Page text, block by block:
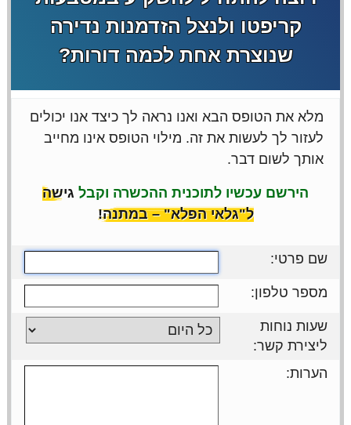
קריפטו ולנצל הזדמנות נדירה
שנוצרת אחת לכמה דורות?
מלא את הטופס הבא ואנו נראה לך כיצד אנו יכולים
לעזור לך לעשות את זה. מילוי הטופס אינו מחייב
אותך לשום דבר.
הירשם עכשיו לתוכנית ההכשרה וקבל גישה
ל"גלאי הפלא" – במתנה!
שם פרטי:
מספר טלפון:
שעות נוחות
ליצירת קשר:
הערות: